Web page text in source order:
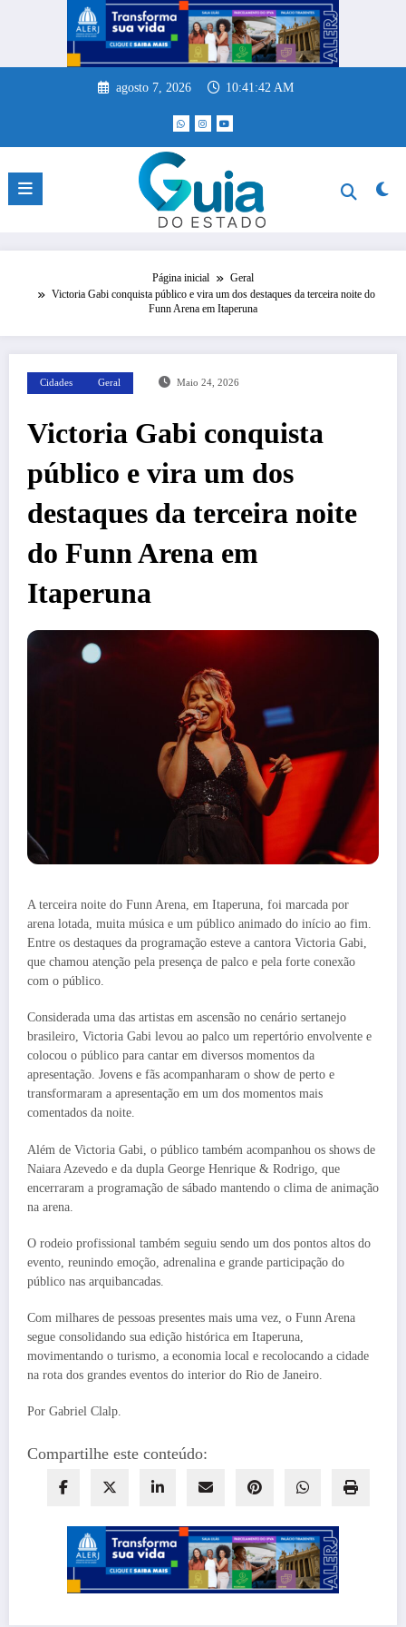
agosto 7, 2026 10:41:43 AM
Página inicial
Geral
Victoria Gabi conquista público e vira um dos destaques da terceira noite do
Funn Arena em Itaperuna
Cidades Geral Maio 24, 2026
Victoria Gabi conquista
público e vira um dos
destaques da terceira noite
do Funn Arena em
Itaperuna
A terceira noite do Funn Arena, em Itaperuna, foi marcada por
arena lotada, muita música e um público animado do início ao fim.
Entre os destaques da programação esteve a cantora Victoria Gabi,
que chamou atenção pela presença de palco e pela forte conexão
com o público.
Considerada uma das artistas em ascensão no cenário sertanejo
brasileiro, Victoria Gabi levou ao palco um repertório envolvente e
colocou o público para cantar em diversos momentos da
apresentação. Jovens e fãs acompanharam o show de perto e
transformaram a apresentação em um dos momentos mais
comentados da noite.
Além de Victoria Gabi, o público também acompanhou os shows de
Naiara Azevedo e da dupla George Henrique & Rodrigo, que
encerraram a programação de sábado mantendo o clima de animação
na arena.
O rodeio profissional também seguiu sendo um dos pontos altos do
evento, reunindo emoção, adrenalina e grande participação do
público nas arquibancadas.
Com milhares de pessoas presentes mais uma vez, o Funn Arena
segue consolidando sua edição histórica em Itaperuna,
movimentando o turismo, a economia local e recolocando a cidade
na rota dos grandes eventos do interior do Rio de Janeiro.
Por Gabriel Clalp.
Compartilhe este conteúdo: